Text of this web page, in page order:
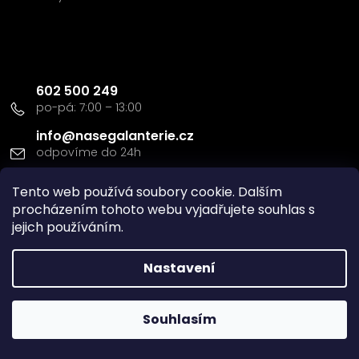
Tento web používá soubory cookie. Dalším
procházením tohoto webu vyjadřujete souhlas s
jejich používáním.
Nastavení
Souhlasím
info@nasegalanterie.cz
602 500 249
Doprava a platba
Vytvořil Shoptet
Naše Galanterie s.r.o
vyhrazena.